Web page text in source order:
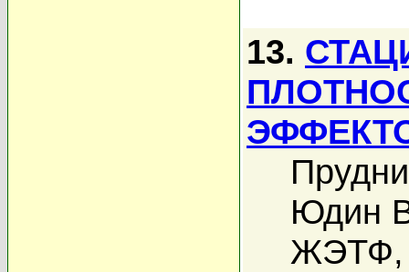
13.
Юдин
ЖЭТФ,